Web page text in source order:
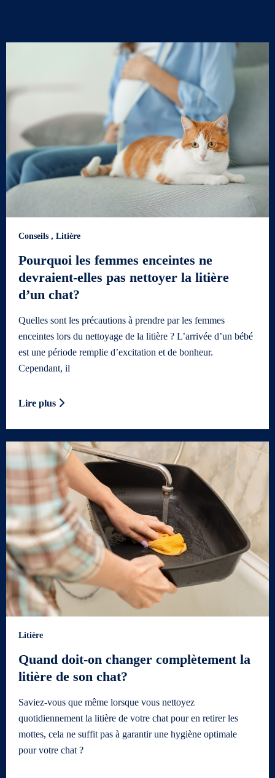
Conseils , Litière
Pourquoi les femmes enceintes ne
devraient-elles pas nettoyer la litière
d’un chat?
Quelles sont les précautions à prendre par les femmes
enceintes lors du nettoyage de la litière ? L’arrivée d’un bébé
est une période remplie d’excitation et de bonheur.
Cependant, il
Lire plus
Litière
Quand doit-on changer complètement la
litière de son chat?
Saviez-vous que même lorsque vous nettoyez
quotidiennement la litière de votre chat pour en retirer les
mottes, cela ne suffit pas à garantir une hygiène optimale
pour votre chat ?